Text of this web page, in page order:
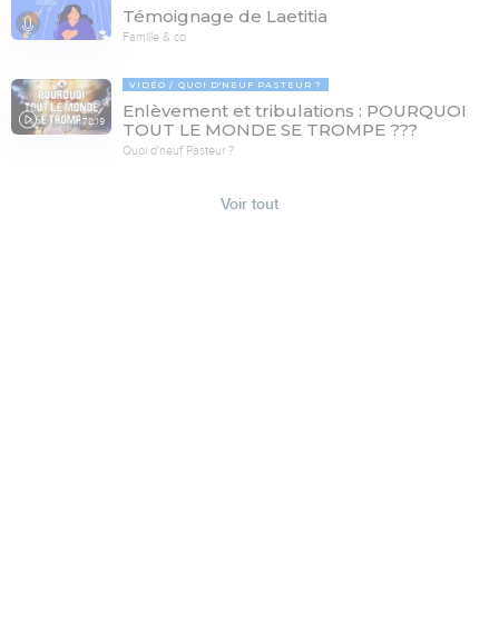
Témoignage de Laetitia
Famille & co
78:19
VIDÉO QUOI D'NEUF PASTEUR ?
Enlèvement et tribulations : POURQUOI
TOUT LE MONDE SE TROMPE ???
Quoi d'neuf Pasteur ?
Voir tout